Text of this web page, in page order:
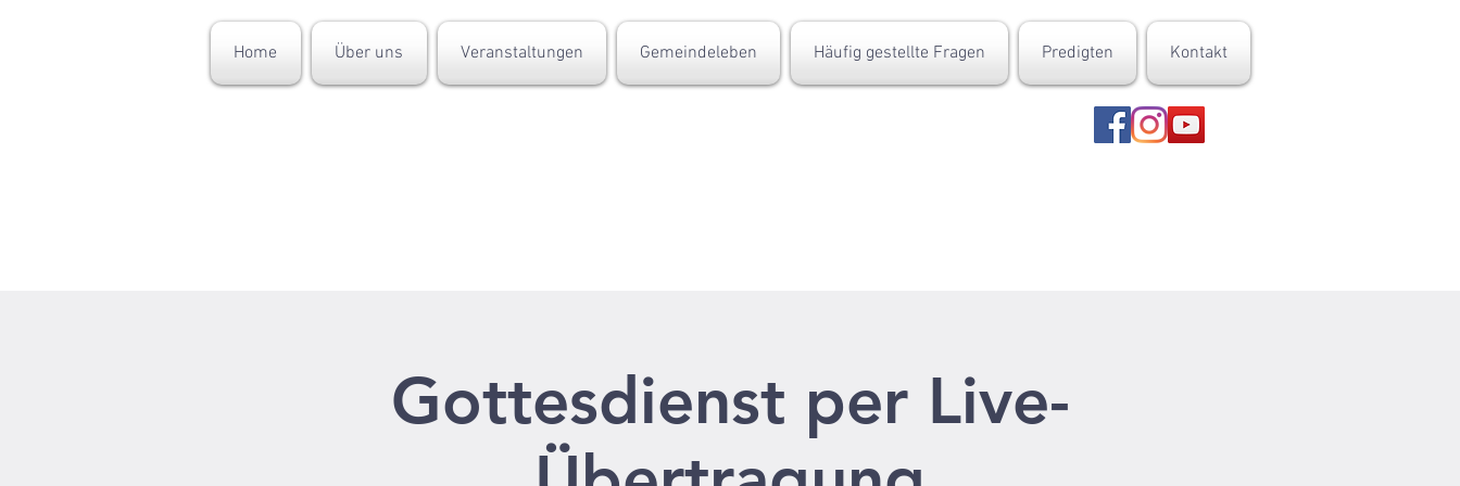
Home Über uns Veranstaltungen Gemeindeleben Häufig gestellte Fragen Predigten Kontakt
Gottesdienst per Live-